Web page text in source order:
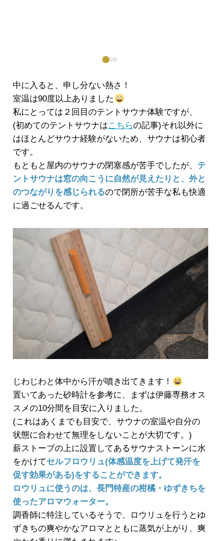
中に入ると、申し分ない熱さ！
室温は90度以上ありました
私にとっては２回目のテントサウナ体験ですが、
(初めてのテントサウナはこちらの記事)それ以外に
はほとんどサウナ経験がないため、サウナは初心者
です。
もともと屋内のサウナの閉塞感が苦手でしたが、 テ
ントサウナは窓の向こうに自然が見えたりと、外と
のつながりを感じられるので閉所が苦手な私も快適
に過ごせるんです。
じわじわと体中から汗が噴き出てきます！
置いてあった砂時計を参考に、まずは伊藤専務オス
スメの10分間を目安に入りました。
(これはあくまでも目安で、サウナの室温や自分の
状態に合わせて無理をしないことが大切です。)
薪ストーブの上に設置してあるサウナストーンに水
をかけてセルフロウリュ(体感温度を上げて発汗を
促す効果がある)をすることができます。
ロウリュに使うのは、長門特産の柑橘・ゆずきちを
使ったアロマウォーター。
調香師に特注しているそうで、ロウリュを行うとゆ
ずきちの爽やかなアロマとともに蒸気が上がり、爽